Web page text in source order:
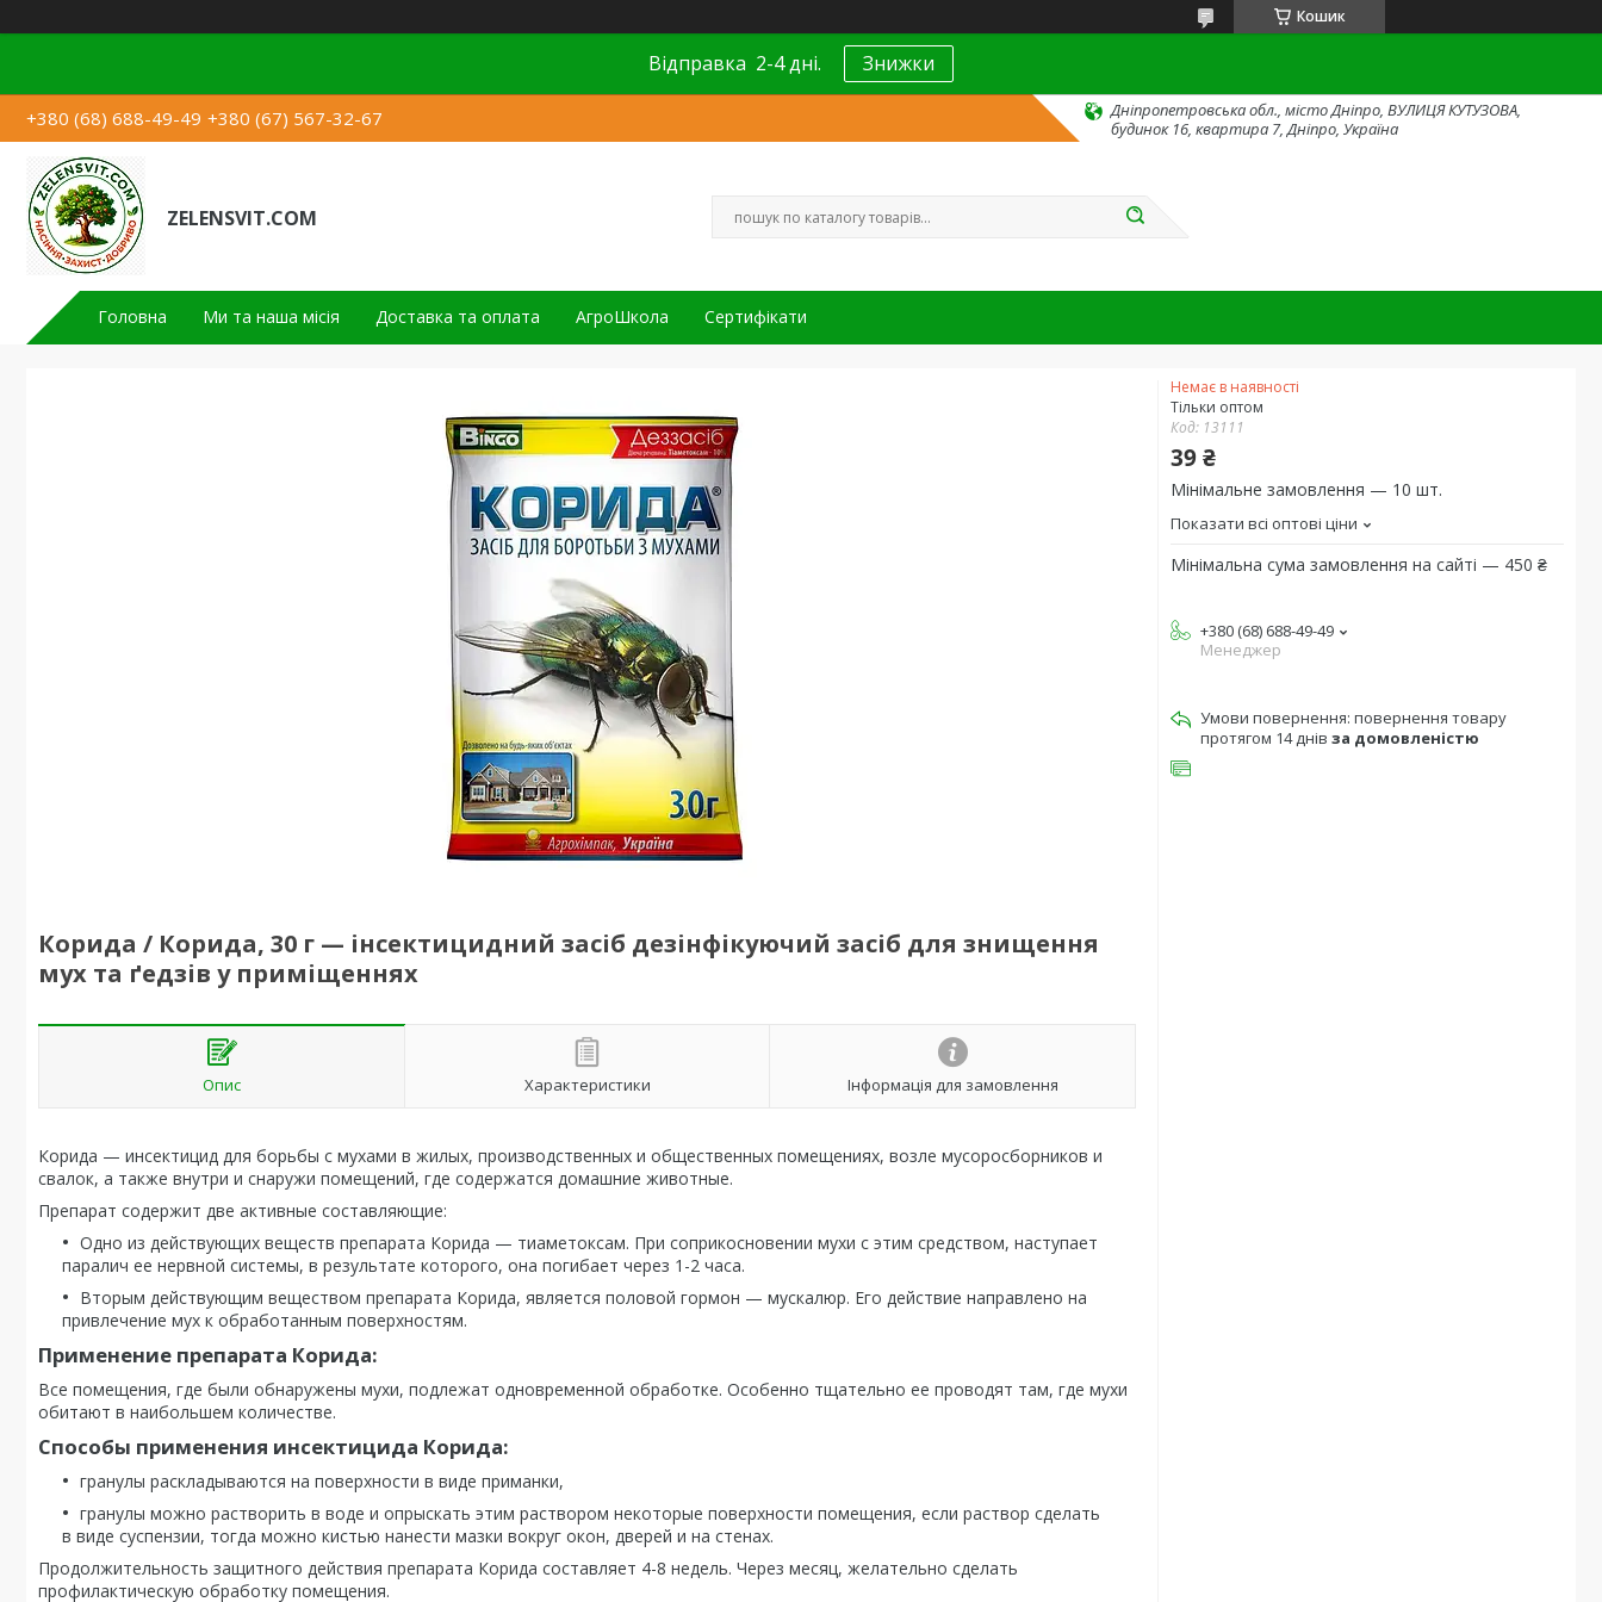
Кошик
Відправка 2-4 дні. Знижки
+380 (68) 688-49-49 +380 (67) 567-32-67
Дніпропетровська обл., місто Дніпро, ВУЛИЦЯ КУТУЗОВА,
будинок 16, квартира 7, Дніпро, Україна
ZELENSVIT.COM
Головна Ми та наша місія Доставка та оплата АгроШкола Сертифікати
Корида / Корида, 30 г — інсектицидний засіб дезінфікуючий засіб для знищення
мух та ґедзів у приміщеннях
Опис Характеристики Інформація для замовлення
Корида — инсектицид для борьбы с мухами в жилых, производственных и общественных помещениях, возле мусоросборников и
свалок, а также внутри и снаружи помещений, где содержатся домашние животные.
Препарат содержит две активные составляющие:
Одно из действующих веществ препарата Корида — тиаметоксам. При соприкосновении мухи с этим средством, наступает
паралич ее нервной системы, в результате которого, она погибает через 1-2 часа.
Вторым действующим веществом препарата Корида, является половой гормон — мускалюр. Его действие направлено на
привлечение мух к обработанным поверхностям.
Применение препарата Корида:
Все помещения, где были обнаружены мухи, подлежат одновременной обработке. Особенно тщательно ее проводят там, где мухи
обитают в наибольшем количестве.
Способы применения инсектицида Корида:
гранулы раскладываются на поверхности в виде приманки,
гранулы можно растворить в воде и опрыскать этим раствором некоторые поверхности помещения, если раствор сделать
в виде суспензии, тогда можно кистью нанести мазки вокруг окон, дверей и на стенах.
Продолжительность защитного действия препарата Корида составляет 4-8 недель. Через месяц, желательно сделать
профилактическую обработку помещения.
Немає в наявності
Тільки оптом
Код: 13111
39 ₴
Мінімальне замовлення — 10 шт.
Показати всі оптові ціни
Мінімальна сума замовлення на сайті — 450 ₴
+380 (68) 688-49-49
Менеджер
повернення товару
протягом 14 днів за домовленістю